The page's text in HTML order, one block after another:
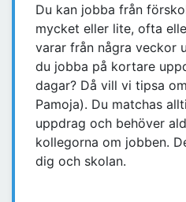
Du kan jobba från
mycket eller lite, ofta
varar från några veckor
du jobba på kortare
dagar? Då vill vi tipsa
Pamoja). Du matchas
uppdrag och behöver
kollegorna om jobben.
dig och skolan.